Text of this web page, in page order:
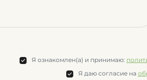
Я ознакомлен(а) и принимаю:
Я даю согласие на